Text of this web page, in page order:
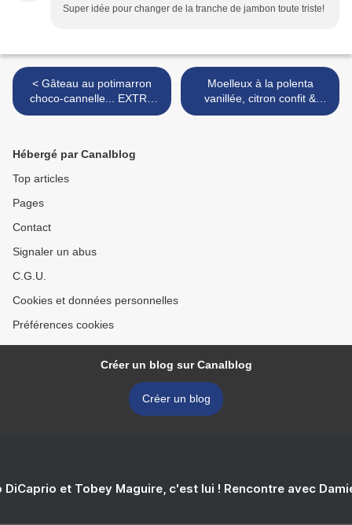
Super idée pour changer de la tranche de jambon toute triste!
< Gâteau au potimarron
choco-cannelle... EXTRA
fondant (sans gluten lait
cadeau à la clé
Moelleux à la polenta
vanillée, citron confit &
myrtilles ... juste pour
Hébergé par Canalblog
Top articles
Pages
Contact
Signaler un abus
C.G.U.
Cookies et données personnelles
Préférences cookies
Créer un blog sur Canalblog
Créer un blog
DiCaprio et Tobey Maguire, c'est lui ! Rencontre avec